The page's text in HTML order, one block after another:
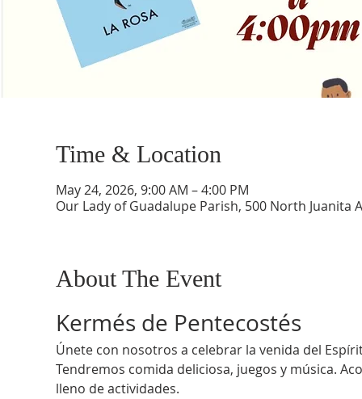
Time & Location
May 24, 2026, 9:00 AM – 4:00 PM
Our Lady of Guadalupe Parish, 500 North Juanita
About The Event
Kermés de Pentecostés
Únete con nosotros a celebrar la venida del
Tendremos comida deliciosa, juegos y música.
lleno de actividades.